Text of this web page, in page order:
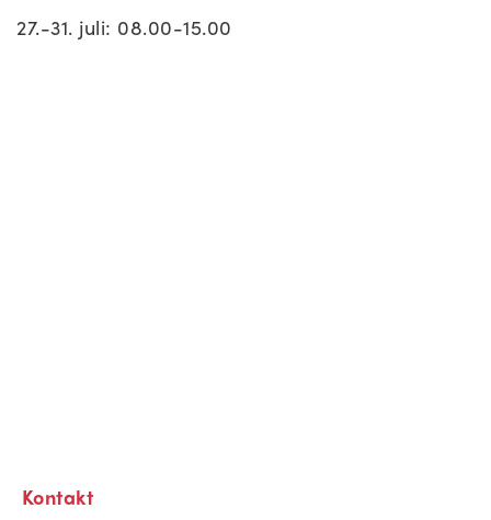
27.-31. juli: 08.00-15.00
Kontakt